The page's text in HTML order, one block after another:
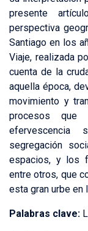
presente
perspectiva
Santiago en los
Viaje, realizada
cuenta de la
aquella época,
movimiento y
procesos
efervescencia
segregación
espacios, y los
entre otros, que
esta gran urbe en
Palabras clave: